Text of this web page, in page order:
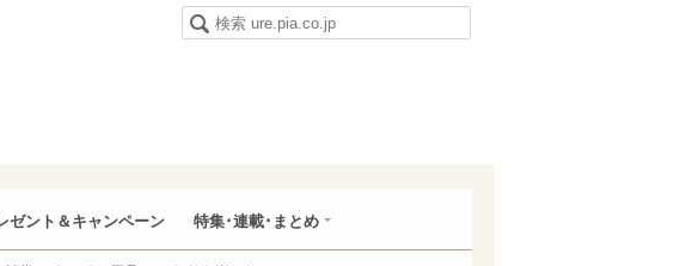
ゼント＆キャンペーン 特集･連載･まとめ